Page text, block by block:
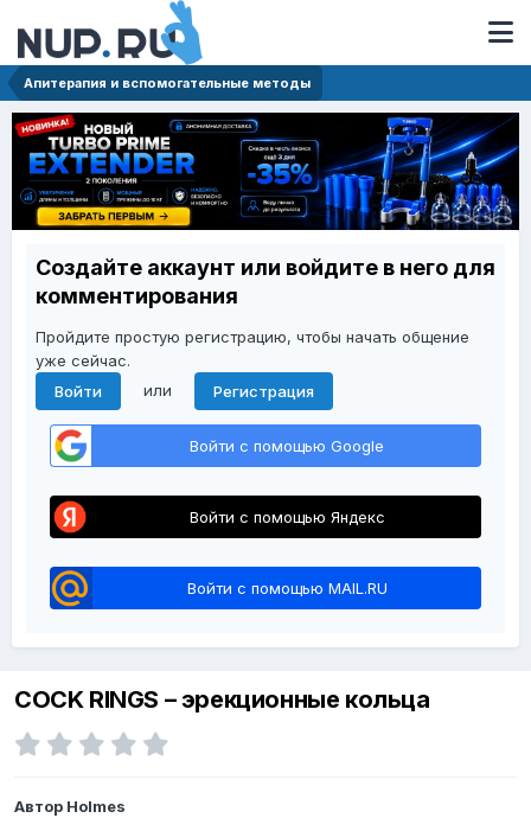
Апитерапия и вспомогательные методы
Создайте аккаунт или войдите в него для
комментирования
Пройдите простую регистрацию, чтобы начать общение
уже сейчас.
Войти
или Регистрация
Войти с помощью Google
Войти с помощью Яндекс
Войти с помощью MAIL.RU
COCK RINGS – эрекционные кольца
Автор Holmes